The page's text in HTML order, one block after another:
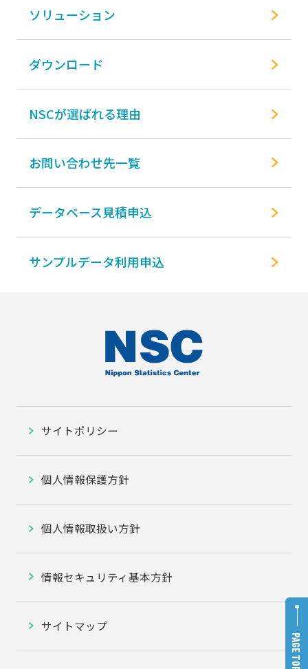
PAGE TOP
ソリューション
ダウンロード
NSCが選ばれる理由
お問い合わせ先一覧
データベース見積申込
サンプルデータ利用申込
サイトポリシー
個人情報保護方針
個人情報取扱い方針
情報セキュリティ基本方針
サイトマップ